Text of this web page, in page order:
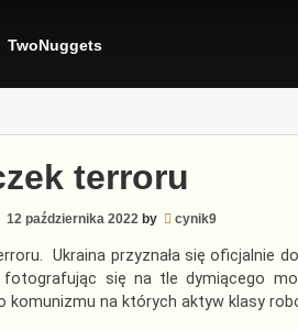
TwoNuggets
terroru
12 października 2022by cynik9
Ukraina przyznała się oficjalnie
się na tle dymiącego
komunizmu na których aktyw klasy